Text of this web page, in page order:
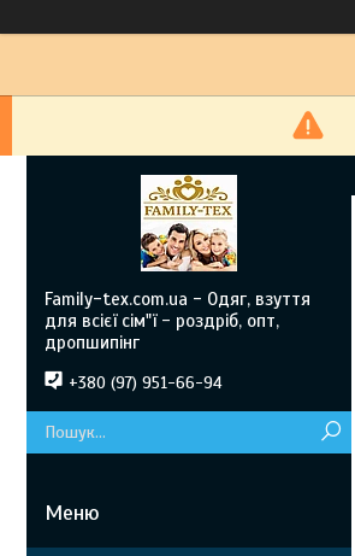
Family-tex.com.ua - Одяг, взуття
для всієї сім"ї - роздріб, опт,
дропшипінг
+380 (97) 951-66-94